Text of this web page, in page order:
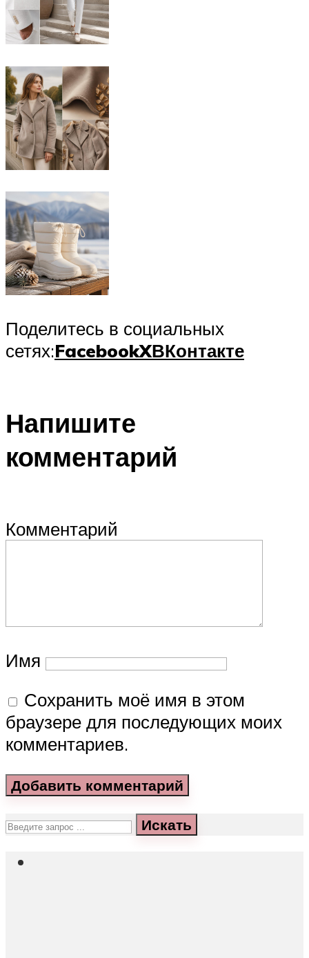
Поделитесь в социальных
сетях:FacebookXВКонтакте
Напишите
комментарий
Комментарий
Имя
Сохранить моё имя в этом
браузере для последующих моих
комментариев.
Искать